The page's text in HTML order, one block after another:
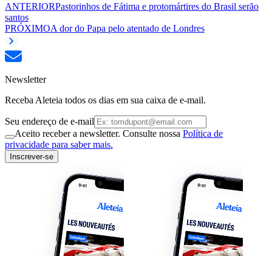
ANTERIORPastorinhos de Fátima e protomártires do Brasil serão
santos
PRÓXIMOA dor do Papa pelo atentado de Londres
Newsletter
Receba Aleteia todos os dias em sua caixa de e-mail.
Seu endereço de e-mail
Aceito receber a newsletter. Consulte nossa Política de
privacidade para saber mais.
Inscrever-se